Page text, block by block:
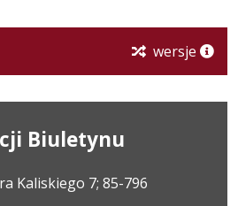
wersje
Biuletynu
Kaliskiego 7; 85-796